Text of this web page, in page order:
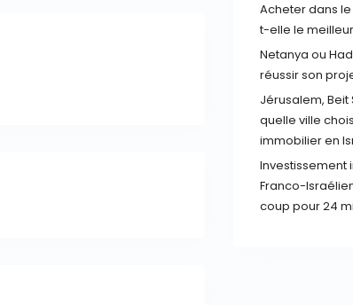
Acheter dans le
t-elle le
Netanya ou
réussir son
Jérusalem,
quelle ville
immobilier en
Investissement
Franco-
coup pour 24